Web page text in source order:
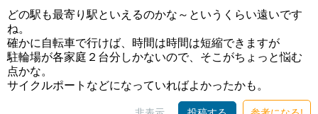
どの駅も最寄り駅といえるのかな～というくらい遠いです
ね。
確かに自転車で行けば、時間は時間は短縮できますが
駐輪場が各家庭２台分しかないので、そこがちょっと悩む
点かな。
サイクルポートなどになっていればよかったかも。